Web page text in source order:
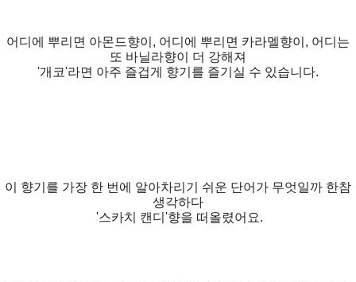
어디에 뿌리면 아몬드향이, 어디에 뿌리면 카라멜향이, 어디는
또 바닐라향이 더 강해져
'개코'라면 아주 즐겁게 향기를 즐기실 수 있습니다.
이 향기를 가장 한 번에 알아차리기 쉬운 단어가 무엇일까 한참
생각하다
'스카치 캔디'향을 떠올렸어요.